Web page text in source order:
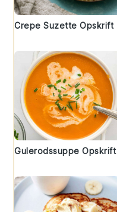
Crepe Suzette Opskrift
Gulerodssuppe Opskrift